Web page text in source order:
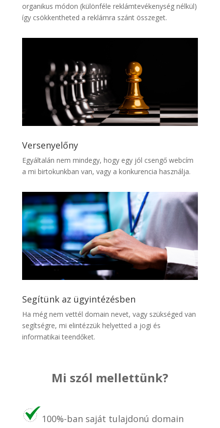
organikus módon (különféle reklámtevékenység nélkül)
így csökkentheted a reklámra szánt összeget.
Versenyelőny
Egyáltalán nem mindegy, hogy egy jól csengő webcím
a mi birtokunkban van, vagy a konkurencia használja.
Segítünk az ügyintézésben
Ha még nem vettél domain nevet, vagy szükséged van
segítségre, mi elintézzük helyetted a jogi és
informatikai teendőket.
Mi szól mellettünk?
100%-ban saját tulajdonú domain